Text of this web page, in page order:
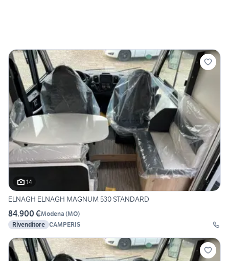
14
ELNAGH ELNAGH MAGNUM 530 STANDARD
84.900 €Modena (MO)
Rivenditore CAMPERIS